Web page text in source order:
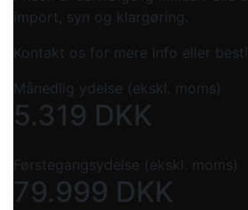
import, syn og klargøring.
Kontakt os for mere info eller
Månedlig ydelse (ekskl. moms)
5.319 DKK
Førstegangsydelse (ekskl. moms)
79.999 DKK